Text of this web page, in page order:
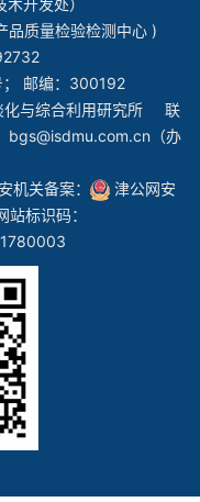
开发处）
质量检验检测中心 )
邮编：300192
化与综合利用研究所 联
（办
关备案：
津公网安
标识码：